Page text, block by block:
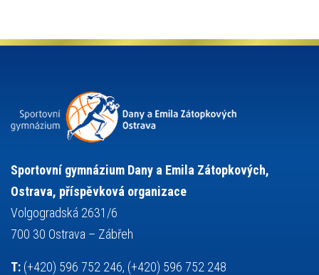
olympiáda dětí a mládeže organizace plavání
snowboarding
sportovní gymnastika sportovní lezení
stolní tenis střelba
teorie sportovní přípravy
tělesná výchova
událost
volejbal
vybavení vysvědčení vzpírání
výuka všesportovní výcvikový kurz
základy společenských věd
Sportovní gymnázium Dany a Emila Zátopkových,
Ostrava, příspěvková organizace
Volgogradská 2631/6
700 30 Ostrava – Zábřeh
T: (+420) 596 752 246, (+420) 596 752 248